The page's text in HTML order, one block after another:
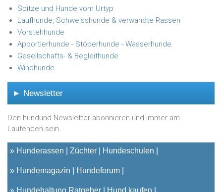
Spitze und Hunde vom Urtyp
Laufhunde, Schweisshunde & verwandte Rassen
Vorstehhunde
Apportierhunde - Stöberhunde - Wasserhunde
Gesellschafts- & Begleithunde
Windhunde
► Newsletter
Den hundund Newsletter abonnieren und immer am
Laufenden sein.
» Hunderassen Züchter Hundeschulen
» Hundemagazin Hundeforum
» Hundehaltung Ratgeber Hund kaufen